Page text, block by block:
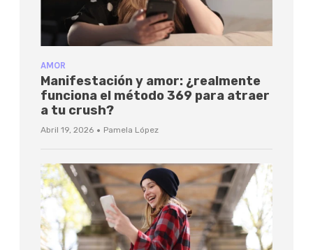
AMOR
Manifestación y amor: ¿realmente
funciona el método 369 para atraer
a tu crush?
Abril 19, 2026 · Pamela López